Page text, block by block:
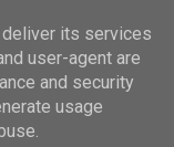
its services
user-agent are
and security
usage